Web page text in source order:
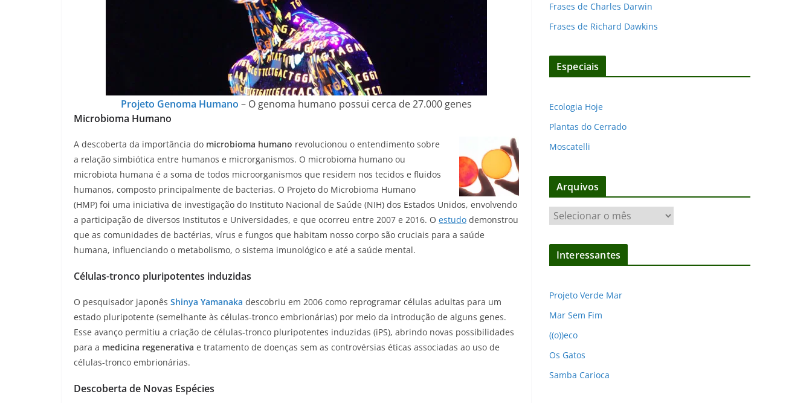
Projeto Genoma Humano – O genoma humano possui cerca de 27.000 genes
Microbioma Humano
A descoberta da importância do microbioma humano revolucionou o entendimento sobre
a relação simbiótica entre humanos e microrganismos. O microbioma humano ou
microbiota humana é a soma de todos microorganismos que residem nos tecidos e fluidos
humanos, composto principalmente de bacterias. O Projeto do Microbioma Humano
(HMP) foi uma iniciativa de investigação do Instituto Nacional de Saúde (NIH) dos Estados Unidos, envolvendo
a participação de diversos Institutos e Universidades, e que ocorreu entre 2007 e 2016. O estudo demonstrou
que as comunidades de bactérias, vírus e fungos que habitam nosso corpo são cruciais para a saúde
humana, influenciando o metabolismo, o sistema imunológico e até a saúde mental.
Células-tronco pluripotentes induzidas
O pesquisador japonês Shinya Yamanaka descobriu em 2006 como reprogramar células adultas para um
estado pluripotente (semelhante às células-tronco embrionárias) por meio da introdução de alguns genes.
Esse avanço permitiu a criação de células-tronco pluripotentes induzidas (iPS), abrindo novas possibilidades
para a medicina regenerativa e tratamento de doenças sem as controvérsias éticas associadas ao uso de
células-tronco embrionárias.
Descoberta de Novas Espécies
Frases de Charles Darwin
Frases de Richard Dawkins
Especiais
Ecologia Hoje
Plantas do Cerrado
Moscatelli
Arquivos
r
q
s
Interessantes
Projeto Verde Mar
Mar Sem Fim
((o))eco
Os Gatos
Samba Carioca